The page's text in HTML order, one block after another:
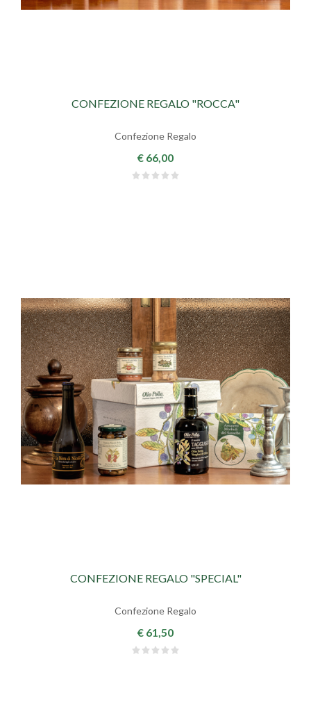
CONFEZIONE REGALO "ROCCA"
Confezione Regalo
€ 66,00
CONFEZIONE REGALO "SPECIAL"
Confezione Regalo
€ 61,50